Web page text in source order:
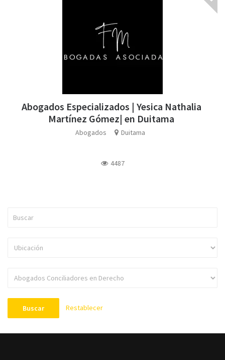
Abogados Especializados | Yesica Nathalia
Martínez Gómez| en Duitama
Abogados Duitama
4487
Buscar Restablecer